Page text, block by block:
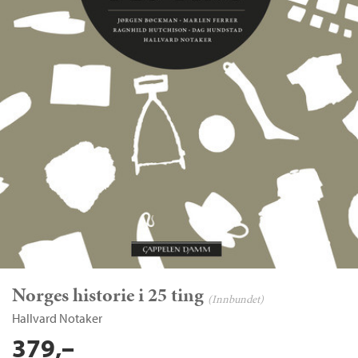
Norges historie i 25 ting (Innbundet)
Hallvard Notaker
379,–